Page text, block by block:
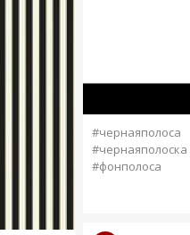
#чернаяполоса
#чернаяполоска
#фонполоса